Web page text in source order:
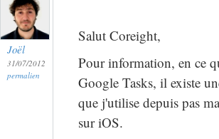
Joël
31/07/2012
permalien
Salut Coreight,
Pour information, en ce
Google Tasks, il existe
que j'utilise depuis pas
sur iOS.